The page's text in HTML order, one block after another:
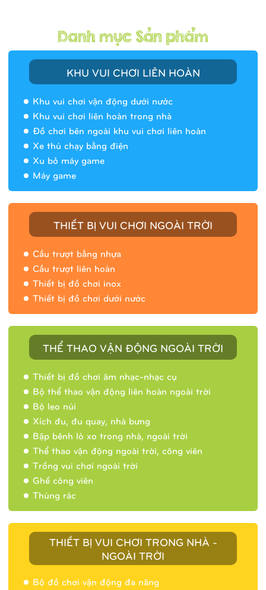
KHU VUI CHƠI LIÊN HOÀN
Khu vui chơi vận động dưới nước
Khu vui chơi liên hoàn trong nhà
Đồ chơi bên ngoài khu vui chơi liên hoàn
Xe thú chạy bằng điện
Xu bỏ máy game
Máy game
THIẾT BỊ VUI CHƠI NGOÀI TRỜI
Cầu trượt bằng nhựa
Cầu trượt liên hoàn
Thiết bị đồ chơi inox
Thiết bị đồ chơi dưới nước
THỂ THAO VẬN ĐỘNG NGOÀI TRỜI
Thiết bị đồ chơi âm nhạc-nhạc cụ
Bộ thể thao vận động liên hoàn ngoài trời
Bộ leo núi
Xích đu, đu quay, nhà bưng
Bập bênh lò xo trong nhà, ngoài trời
Thể thao vận động ngoài trời, công viên
Trống vui chơi ngoài trời
Ghế công viên
Thùng rác
THIẾT BỊ VUI CHƠI TRONG NHÀ -
NGOÀI TRỜI
Bộ đồ chơi vận động đa năng